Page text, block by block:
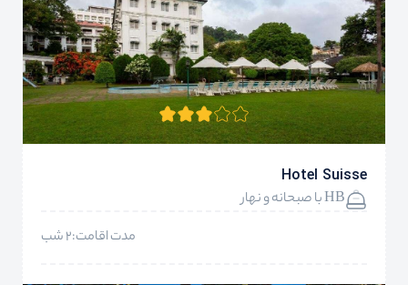
Hotel Suisse
HB با صبحانه و نهار
مدت اقامت:2 شب